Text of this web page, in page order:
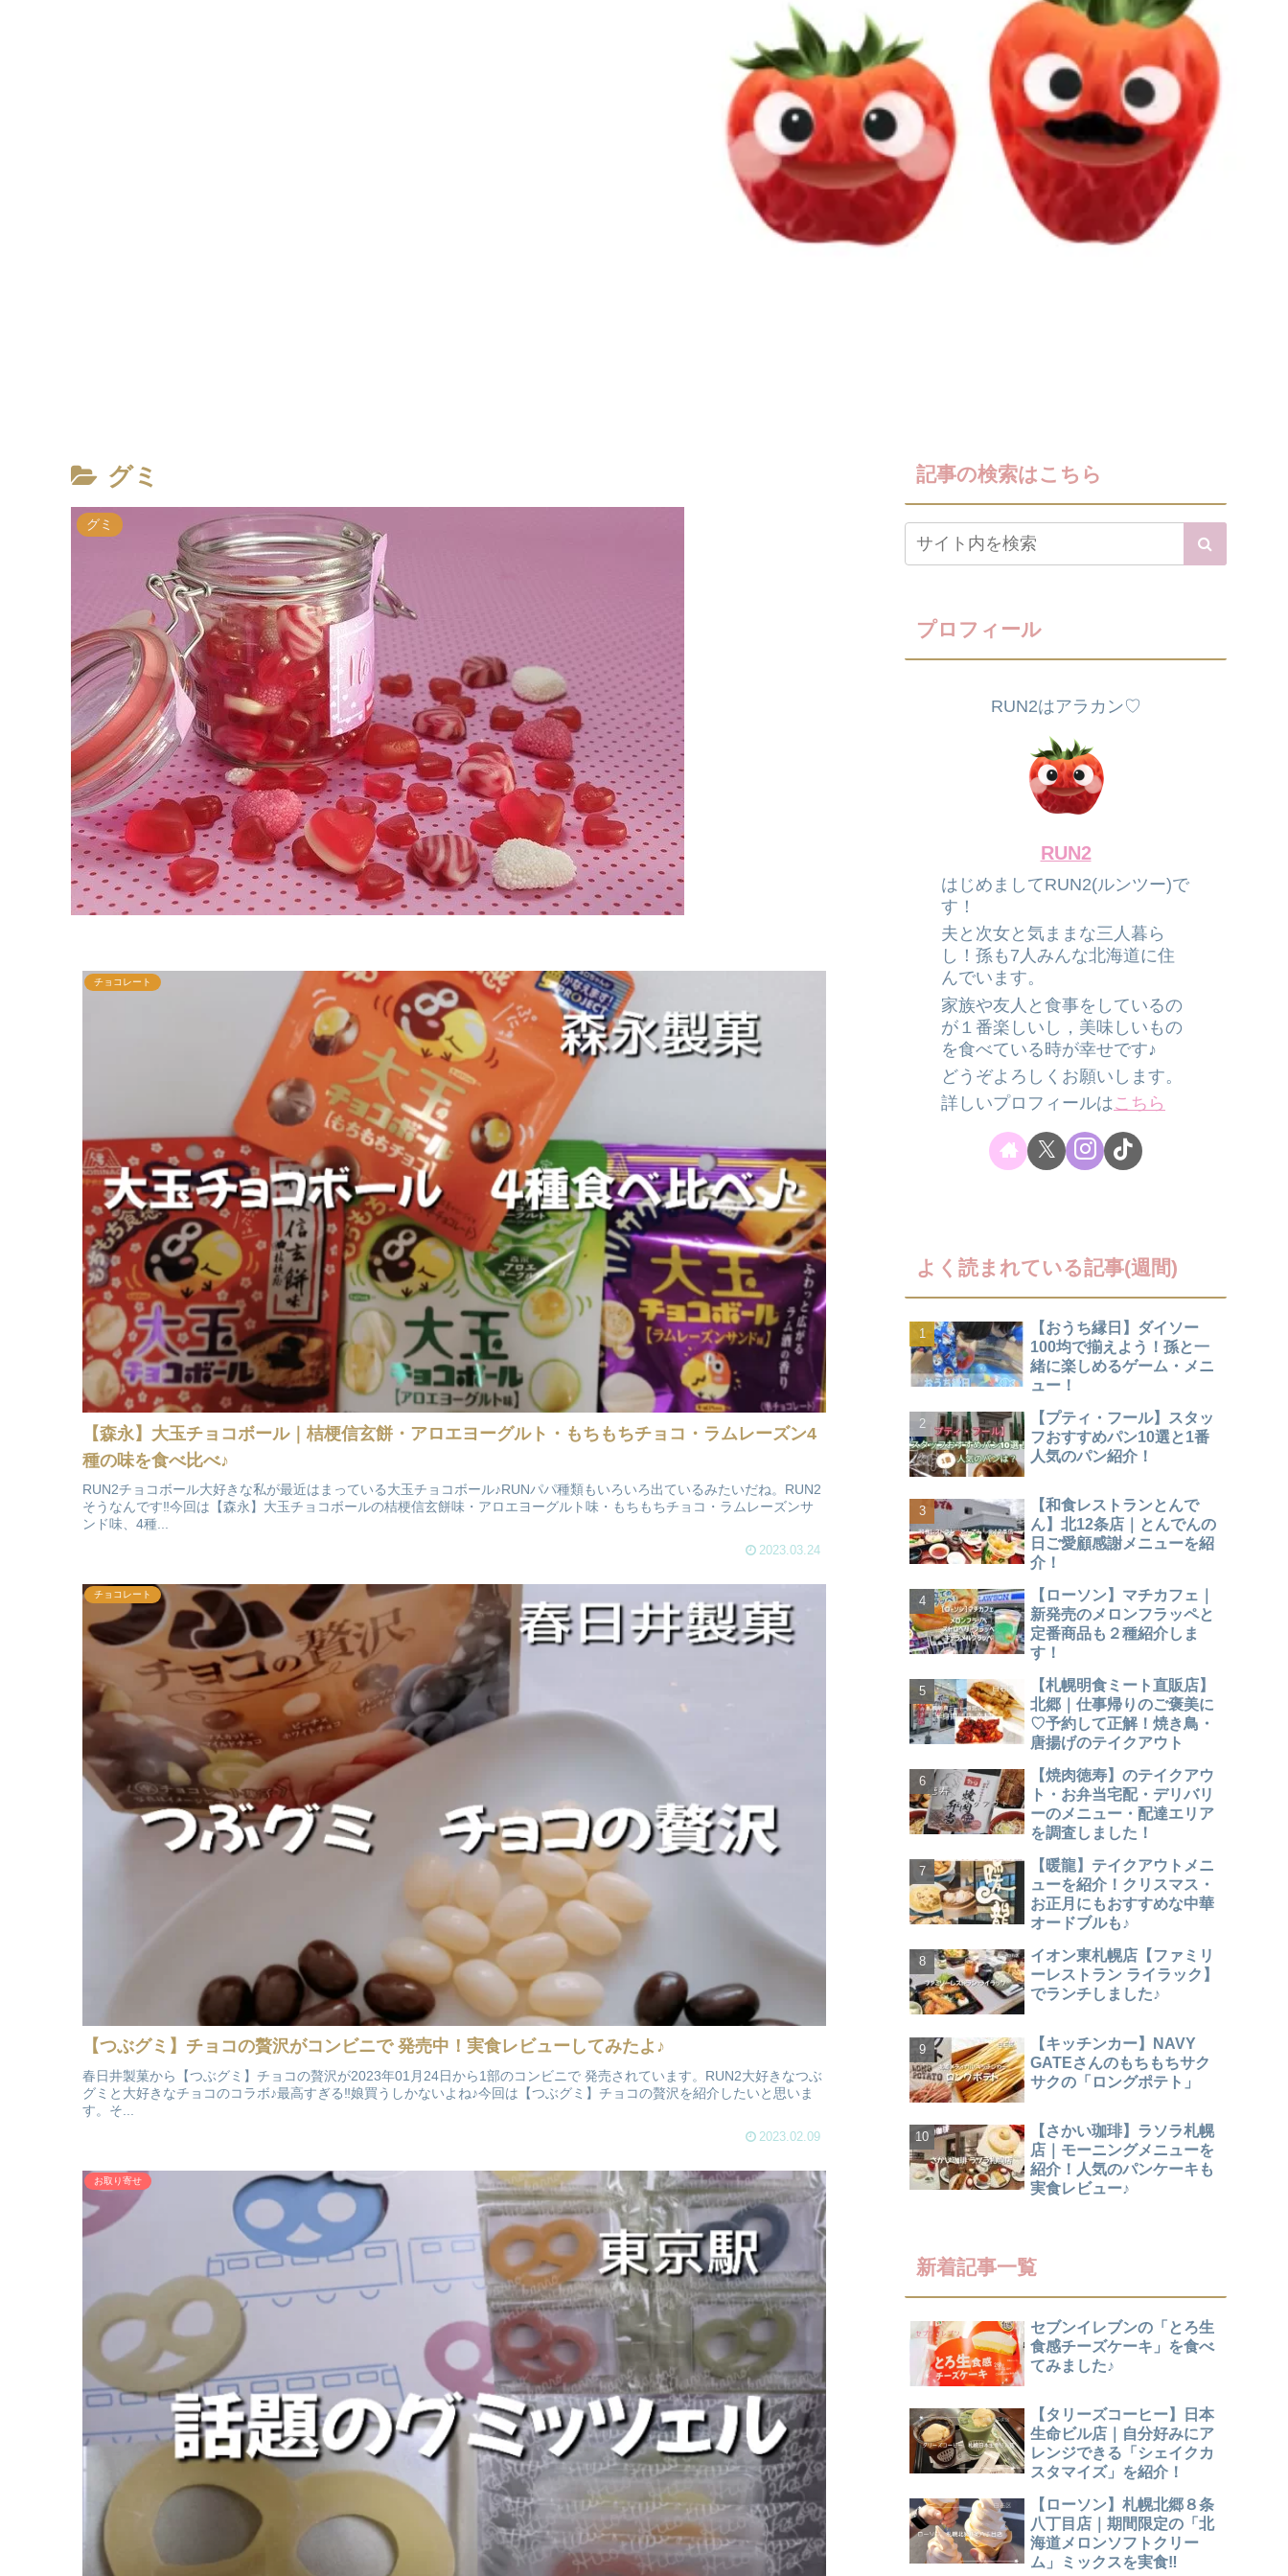
グミ
グミ
チョコレート
【森永】大玉チョコボール｜桔梗信玄餅・アロエヨーグルト・もちもちチョコ・ラムレーズン4
種の味を食べ比べ♪
RUN2チョコボール大好きな私が最近はまっている大玉チョコボール♪RUNパパ種類もいろいろ出ているみたいだね。RUN2
そうなんです‼今回は【森永】大玉チョコボールの桔梗信玄餅味・アロエヨーグルト味・もちもちチョコ・ラムレーズンサ
ンド味、4種...
2023.03.24
チョコレート
【つぶグミ】チョコの贅沢がコンビニで 発売中！実食レビューしてみたよ♪
春日井製菓から【つぶグミ】チョコの贅沢が2023年01月24日から1部のコンビニで 発売されています。RUN2大好きなつぶ
グミと大好きなチョコのコラボ♪最高すぎる‼娘買うしかないよね♪今回は【つぶグミ】チョコの贅沢を紹介したいと思いま
す。そ...
2023.02.09
お取り寄せ
記事の検索はこちら
プロフィール
RUN2はアラカン♡
RUN2
はじめましてRUN2(ルンツー)で
す！
夫と次女と気ままな三人暮ら
し！孫も7人みんな北海道に住
んでいます。
家族や友人と食事をしているの
が１番楽しいし，美味しいもの
を食べている時が幸せです♪
どうぞよろしくお願いします。
詳しいプロフィールはこちら
よく読まれている記事(週間)
【おうち縁日】ダイソー
100均で揃えよう！孫と一
緒に楽しめるゲーム・メニ
ュー！
【プティ・フール】スタッ
フおすすめパン10選と1番
人気のパン紹介！
【和食レストランとんで
ん】北12条店｜とんでんの
日ご愛顧感謝メニューを紹
介！
【ローソン】マチカフェ｜
新発売のメロンフラッペと
定番商品も２種紹介しま
す！
【札幌明食ミート直販店】
北郷｜仕事帰りのご褒美に
♡予約して正解！焼き鳥・
唐揚げのテイクアウト
【焼肉徳寿】のテイクアウ
ト・お弁当宅配・デリバリ
ーのメニュー・配達エリア
を調査しました！
【暖龍】テイクアウトメニ
ューを紹介！クリスマス・
お正月にもおすすめな中華
オードブルも♪
イオン東札幌店【ファミリ
ーレストラン ライラック】
でランチしました♪
【キッチンカー】NAVY
GATEさんのもちもちサク
サクの「ロングポテト」
【さかい珈琲】ラソラ札幌
店｜モーニングメニューを
紹介！人気のパンケーキも
実食レビュー♪
新着記事一覧
セブンイレブンの「とろ生
食感チーズケーキ」を食べ
てみました♪
【タリーズコーヒー】日本
生命ビル店｜自分好みにア
レンジできる「シェイクカ
スタマイズ」を紹介！
【ローソン】札幌北郷８条
八丁目店｜期間限定の「北
海道メロンソフトクリー
ム」ミックスを実食‼